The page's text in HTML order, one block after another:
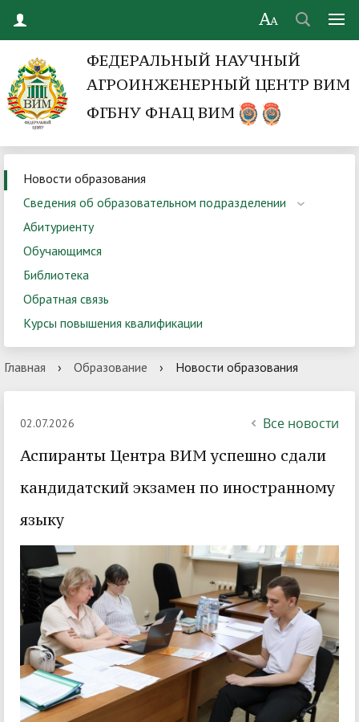
ФЕДЕРАЛЬНЫЙ НАУЧНЫЙ
АГРОИНЖЕНЕРНЫЙ ЦЕНТР ВИМ
ФГБНУ ФНАЦ ВИМ
Новости образования
Сведения об образовательном подразделении
Абитуриенту
Обучающимся
Библиотека
Обратная связь
Курсы повышения квалификации
Главная › Образование › Новости образования
02.07.2026 Все новости
Аспиранты Центра ВИМ успешно сдали
кандидатский экзамен по иностранному
языку